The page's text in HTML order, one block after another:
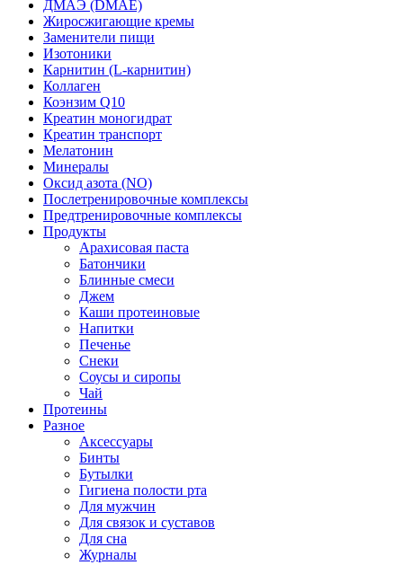
ДМАЭ (DMAE)
Жиросжигающие кремы
Заменители пищи
Изотоники
Карнитин (L-карнитин)
Коллаген
Коэнзим Q10
Креатин моногидрат
Креатин транспорт
Мелатонин
Минералы
Оксид азота (NO)
Послетренировочные комплексы
Предтренировочные комплексы
Продукты
Арахисовая паста
Батончики
Блинные смеси
Джем
Каши протеиновые
Напитки
Печенье
Снеки
Соусы и сиропы
Чай
Протеины
Разное
Аксессуары
Бинты
Бутылки
Гигиена полости рта
Для мужчин
Для связок и суставов
Для сна
Журналы